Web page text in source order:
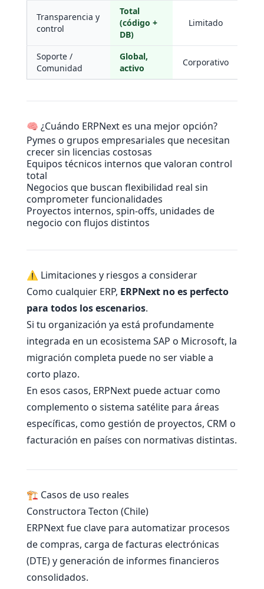
Transparencia y
control
Total
(código +
DB)
Limitado
Soporte /
Comunidad
Global,
activo
Corporativo
🧠 ¿Cuándo ERPNext es una mejor opción?
Pymes o grupos empresariales que necesitan
crecer sin licencias costosas
Equipos técnicos internos que valoran control
total
Negocios que buscan flexibilidad real sin
comprometer funcionalidades
Proyectos internos, spin-offs, unidades de
negocio con flujos distintos
⚠️ Limitaciones y riesgos a considerar
Como cualquier ERP, ERPNext no es perfecto
para todos los escenarios.
Si tu organización ya está profundamente
integrada en un ecosistema SAP o Microsoft, la
migración completa puede no ser viable a
corto plazo.
En esos casos, ERPNext puede actuar como
complemento o sistema satélite para áreas
específicas, como gestión de proyectos, CRM o
facturación en países con normativas distintas.
🏗️ Casos de uso reales
Constructora Tecton (Chile)
ERPNext fue clave para automatizar procesos
de compras, carga de facturas electrónicas
(DTE) y generación de informes financieros
consolidados.